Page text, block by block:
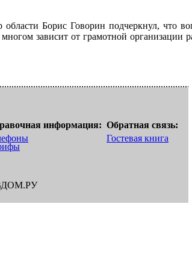
Борис Говорин подчеркнул, что
зависит от грамотной организации
информация: Обратная связь:
Гостевая книга